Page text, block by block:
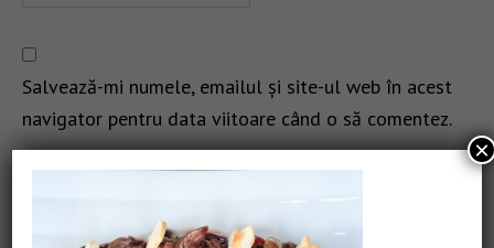
Salvează-mi numele, emailul și site-ul web în acest
navigator pentru data viitoare când o să comentez.
×